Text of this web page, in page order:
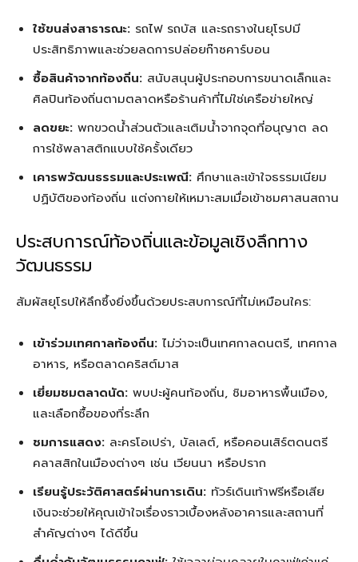
ใช้ขนส่งสาธารณะ: รถไฟ รถบัส และรถรางในยุโรปมี
ประสิทธิภาพและช่วยลดการปล่อยก๊าซคาร์บอน
ซื้อสินค้าจากท้องถิ่น: สนับสนุนผู้ประกอบการขนาดเล็กและ
ศิลปินท้องถิ่นตามตลาดหรือร้านค้าที่ไม่ใช่เครือข่ายใหญ่
ลดขยะ: พกขวดน้ำส่วนตัวและเติมน้ำจากจุดที่อนุญาต ลด
การใช้พลาสติกแบบใช้ครั้งเดียว
เคารพวัฒนธรรมและประเพณี: ศึกษาและเข้าใจธรรมเนียม
ปฏิบัติของท้องถิ่น แต่งกายให้เหมาะสมเมื่อเข้าชมศาสนสถาน
ประสบการณ์ท้องถิ่นและข้อมูลเชิงลึกทาง
วัฒนธรรม
สัมผัสยุโรปให้ลึกซึ้งยิ่งขึ้นด้วยประสบการณ์ที่ไม่เหมือนใคร:
เข้าร่วมเทศกาลท้องถิ่น: ไม่ว่าจะเป็นเทศกาลดนตรี, เทศกาล
อาหาร, หรือตลาดคริสต์มาส
เยี่ยมชมตลาดนัด: พบปะผู้คนท้องถิ่น, ชิมอาหารพื้นเมือง,
และเลือกซื้อของที่ระลึก
ชมการแสดง: ละครโอเปร่า, บัลเลต์, หรือคอนเสิร์ตดนตรี
คลาสสิกในเมืองต่างๆ เช่น เวียนนา หรือปราก
เรียนรู้ประวัติศาสตร์ผ่านการเดิน: ทัวร์เดินเท้าฟรีหรือเสีย
เงินจะช่วยให้คุณเข้าใจเรื่องราวเบื้องหลังอาคารและสถานที่
สำคัญต่างๆ ได้ดีขึ้น